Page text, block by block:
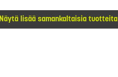
Näytä lisää samankaltaisia tuotteita